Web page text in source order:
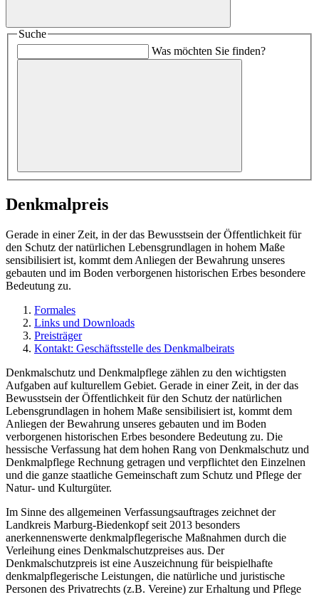
Suche
Was möchten Sie finden?
Denkmalpreis
Gerade in einer Zeit, in der das Bewusstsein der Öffentlichkeit für
den Schutz der natürlichen Lebensgrundlagen in hohem Maße
sensibilisiert ist, kommt dem Anliegen der Bewahrung unseres
gebauten und im Boden verborgenen historischen Erbes besondere
Bedeutung zu.
Formales
Links und Downloads
Preisträger
Kontakt: Geschäftsstelle des Denkmalbeirats
Denkmalschutz und Denkmalpflege zählen zu den wichtigsten
Aufgaben auf kulturellem Gebiet. Gerade in einer Zeit, in der das
Bewusstsein der Öffentlichkeit für den Schutz der natürlichen
Lebensgrundlagen in hohem Maße sensibilisiert ist, kommt dem
Anliegen der Bewahrung unseres gebauten und im Boden
verborgenen historischen Erbes besondere Bedeutung zu. Die
hessische Verfassung hat dem hohen Rang von Denkmalschutz und
Denkmalpflege Rechnung getragen und verpflichtet den Einzelnen
und die ganze staatliche Gemeinschaft zum Schutz und Pflege der
Natur- und Kulturgüter.
Im Sinne des allgemeinen Verfassungsauftrages zeichnet der
Landkreis Marburg-Biedenkopf seit 2013 besonders
anerkennenswerte denkmalpflegerische Maßnahmen durch die
Verleihung eines Denkmalschutzpreises aus. Der
Denkmalschutzpreis ist eine Auszeichnung für beispielhafte
denkmalpflegerische Leistungen, die natürliche und juristische
Personen des Privatrechts (z.B. Vereine) zur Erhaltung und Pflege